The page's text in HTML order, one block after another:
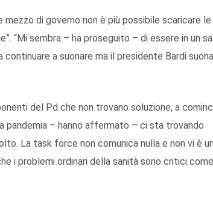
mezzo di governo non è più possibile scaricare le
“Mi sembra – ha proseguito – di essere in un
a suonare ma il presidente Bardi
del Pd che non trovano soluzione, a
pandemia – hanno affermato – ci sta trovando
La task force non comunica nulla e non vi è
i problemi ordinari della sanità sono critici